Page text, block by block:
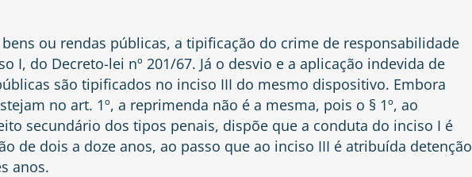
ou rendas públicas, a tipificação do crime de responsabilidade
I, do Decreto-lei nº 201/67. Já o desvio e a aplicação indevida de
são tipificados no inciso III do mesmo dispositivo. Embora
no art. 1º, a reprimenda não é a mesma, pois o § 1º, ao
secundário dos tipos penais, dispõe que a conduta do inciso I é
de dois a doze anos, ao passo que ao inciso III é atribuída detenção
anos.